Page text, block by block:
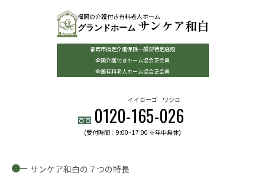
福岡の介護付き有料老人ホーム
グランドホーム サンケア和白
福岡市指定介護保険一般型特定施設
全国介護付きホーム協会正会員
全国有料老人ホーム協会正会員
0120-165
イイローゴ
-026
ワジロ
(受付時間：9:00~17:00 ※年中無休)
サンケア和白の７つの特長